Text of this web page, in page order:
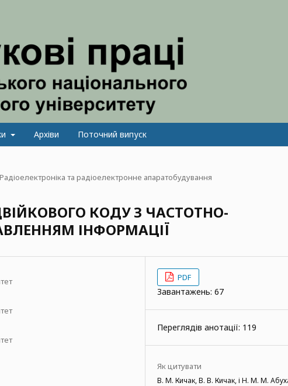
Архіви Поточний випуск
Радіоелектроніка та радіоелектронне апаратобудування
КОДУ З ЧАСТОТНО-
ІНФОРМАЦІЇ
PDF
Завантажень: 67
Переглядів анотації: 119
Як цитувати
В. М. Кичак, В. В. Кичак, і Н. М. М.